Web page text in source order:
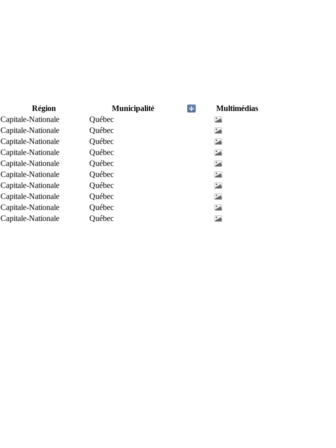
Région Municipalité
Multimédias
Capitale-Nationale
Québec
Capitale-Nationale
Québec
Capitale-Nationale
Québec
Capitale-Nationale
Québec
Capitale-Nationale
Québec
Capitale-Nationale
Québec
Capitale-Nationale
Québec
Capitale-Nationale
Québec
Capitale-Nationale
Québec
Capitale-Nationale Québec